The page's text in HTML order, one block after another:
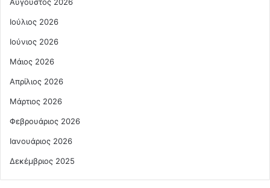
Ιούλιος 2026
Ιούνιος 2026
Μάιος 2026
Απρίλιος 2026
Μάρτιος 2026
Φεβρουάριος 2026
Ιανουάριος 2026
Δεκέμβριος 2025